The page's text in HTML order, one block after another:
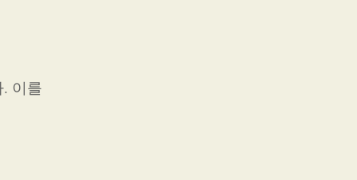
이를